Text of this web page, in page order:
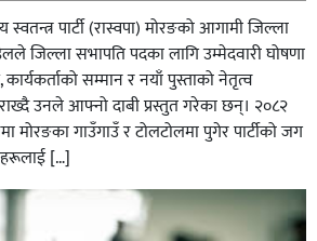
स्वतन्त्र पार्टी (रास्वपा) मोरङको आगामी जिल्ला
जिल्ला सभापति पदका लागि उम्मेदवारी घोषणा
सम्मान र नयाँ पुस्ताको नेतृत्व
उनले आफ्नो दाबी प्रस्तुत गरेका छन्। २०८२
मोरङका गाउँगाउँ र टोलटोलमा पुगेर पार्टीको जग
[…]